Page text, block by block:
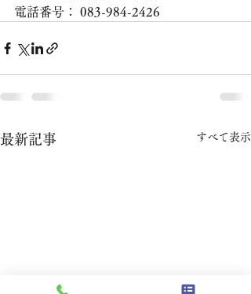
電話番号： 083-984-2426
最新記事 すべて表示